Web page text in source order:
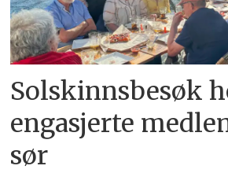
Solskinnsbesøk
engasjerte
sør